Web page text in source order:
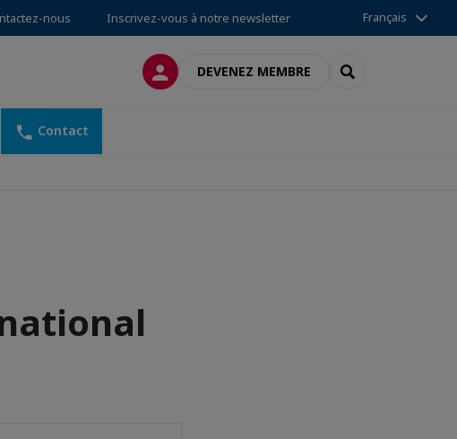
nous Inscrivez-vous à notre newsletter Français
CONNEXIONDEVENEZ MEMBRE RECHERCHER
Contact